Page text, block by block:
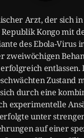
Arzt, der sich
Kongo mit
des Ebola-Virus
zweiwöchigen
entlassen.
Zustand
durch eine
experimentelle
unter
auf einer